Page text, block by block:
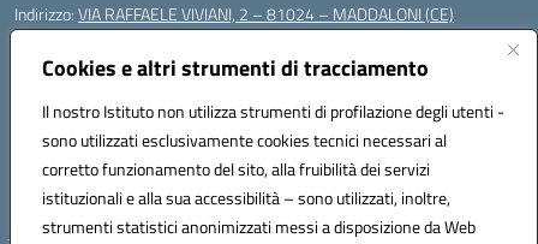
Cookies e altri strumenti di tracciamento
Il nostro Istituto non utilizza strumenti di profilazione degli utenti -
sono utilizzati esclusivamente cookies tecnici necessari al
corretto funzionamento del sito, alla fruibilità dei servizi
istituzionali e alla sua accessibilità – sono utilizzati, inoltre,
strumenti statistici anonimizzati messi a disposizione da Web
Indirizzo:VIA RAFFAELE VIVIANI, 2 – 81024 – MADDALONI (CE)
Centralino:
Posta elettronica certificata (PEC):ceic8av00r@pec.istruzione.it
Codice fiscale: 93086020612
Codice meccanografico:CEIC8AV00R
Codice Indice delle Pubbliche Amministrazioni (IPA): icamm
Codice unico di fatturazione (CUF): UF8WE6